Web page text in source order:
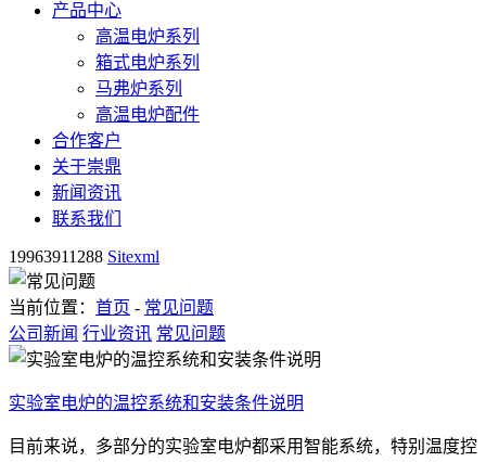
产品中心
高温电炉系列
箱式电炉系列
马弗炉系列
高温电炉配件
合作客户
关于崇鼎
新闻资讯
联系我们
19963911288 Sitexml
当前位置： 首页 - 常见问题
公司新闻 行业资讯 常见问题
实验室电炉的温控系统和安装条件说明
目前来说，多部分的实验室电炉都采用智能系统，特别温度控